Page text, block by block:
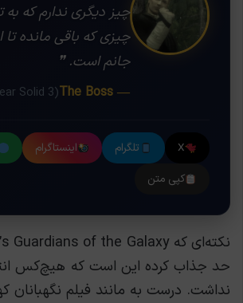
چیز دیگری ندارم که به
چیزی که باقی مانده
جانم است. ❞
— The Boss
(Metal Gear Solid 3)
X تلگرام اینستاگرام
کپی متن
حد جذاب کرده این است که هیچ‌کس
نداشت. درست به مانند فیلم نگهبانان